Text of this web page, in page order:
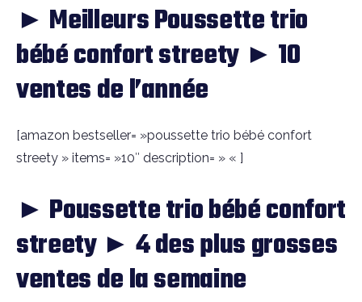
► Meilleurs Poussette trio
bébé confort streety ► 10
ventes de l’année
[amazon bestseller= »poussette trio bébé confort
streety » items= »10″ description= » « ]
► Poussette trio bébé confort
streety ► 4 des plus grosses
ventes de la semaine